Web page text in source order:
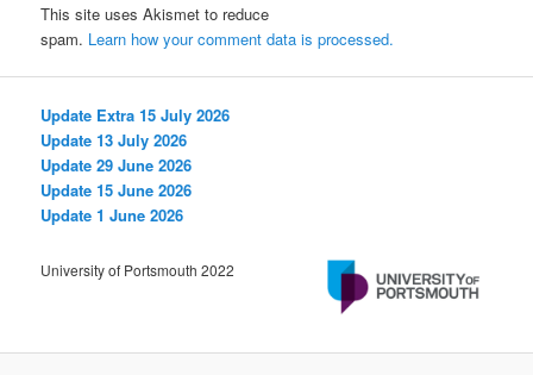
This site uses Akismet to reduce
spam. Learn how your comment data is processed.
Update Extra 15 July 2026
Update 13 July 2026
Update 29 June 2026
Update 15 June 2026
Update 1 June 2026
University of Portsmouth 2022